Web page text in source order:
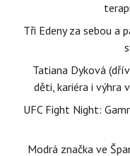
Tři Edeny za sebou a
Tatiana Dyková
děti, kariéra i výhra
UFC Fight Night:
Modrá značka ve